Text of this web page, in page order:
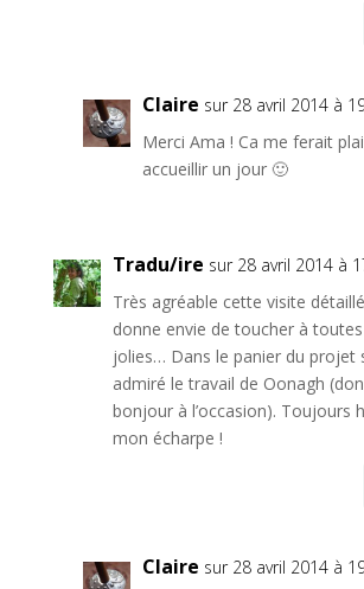
Claire sur 28 avril 2014 à
Merci Ama ! Ca me ferait
accueillir un jour 🙂
Tradu/ire sur 28 avril 2014 à
Très agréable cette visite
donne envie de toucher à
jolies… Dans le panier du projet
admiré le travail de Oonagh
bonjour à l’occasion). Toujours
mon écharpe !
Claire sur 28 avril 2014 à